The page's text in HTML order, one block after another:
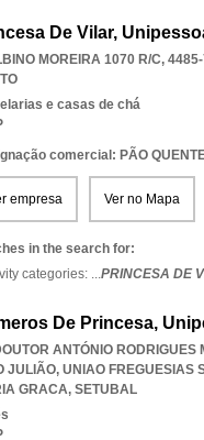
De Vilar,
MOREIRA 1070 R/C,
e casas de chá
comercial: PÃO
empresa Ver no Mapa
in the search for:
categories: ...PRINCESA DE
De Princesa,
ANTÓNIO
JULIÃO, UNIAO FREGUESIAS
GRACA, SETUBAL